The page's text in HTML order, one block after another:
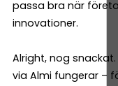
passa bra när
innovationer.
Alright, nog
via Almi fungerar –